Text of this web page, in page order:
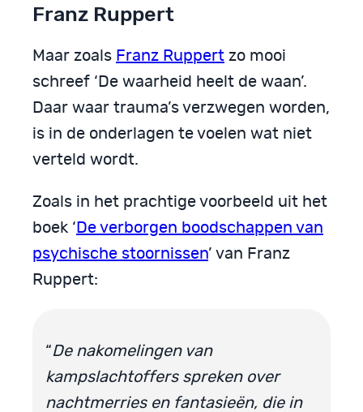
Franz Ruppert
Maar zoals Franz Ruppert zo mooi
schreef ‘De waarheid heelt de waan’.
Daar waar trauma’s verzwegen worden,
is in de onderlagen te voelen wat niet
verteld wordt.
Zoals in het prachtige voorbeeld uit het
boek ‘ De verborgen boodschappen van
psychische stoornissen’ van Franz
Ruppert:
“De nakomelingen van
kampslachtoffers spreken over
nachtmerries en fantasieën, die in